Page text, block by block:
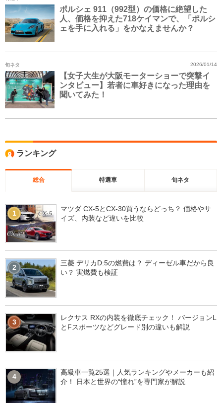
ポルシェ 911（992型）の価格に絶望した
人、価格を抑えた718ケイマンで、「ポルシ
ェを手に入れる」をかなえませんか？
旬ネタ
【女子大生が大阪モーターショーで突撃イ
ンタビュー】若者に車好きになった理由を
聞いてみた！
2026/01/14
ランキング
総合 特選車 旬ネタ
1
マツダ CX-5とCX-30買うならどっち？ 価格やサ
イズ、内装など違いを比較
2
三菱 デリカD:5の燃費は？ ディーゼル車だから良
い？ 実燃費も検証
3
レクサス RXの内装を徹底チェック！ バージョンL
とFスポーツなどグレード別の違いも解説
4
高級車一覧25選｜人気ランキングやメーカーも紹
介！ 日本と世界の“憧れ”を専門家が解説